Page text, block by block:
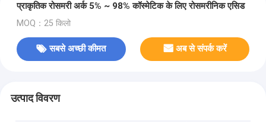
प्राकृतिक रोसमरी अर्क 5% ~ 98% कॉस्मेटिक के लिए रोसमरीनिक एसिड
MOQ：25 किलो
सबसे अच्छी कीमत अब से संपर्क करें
उत्पाद विवरण